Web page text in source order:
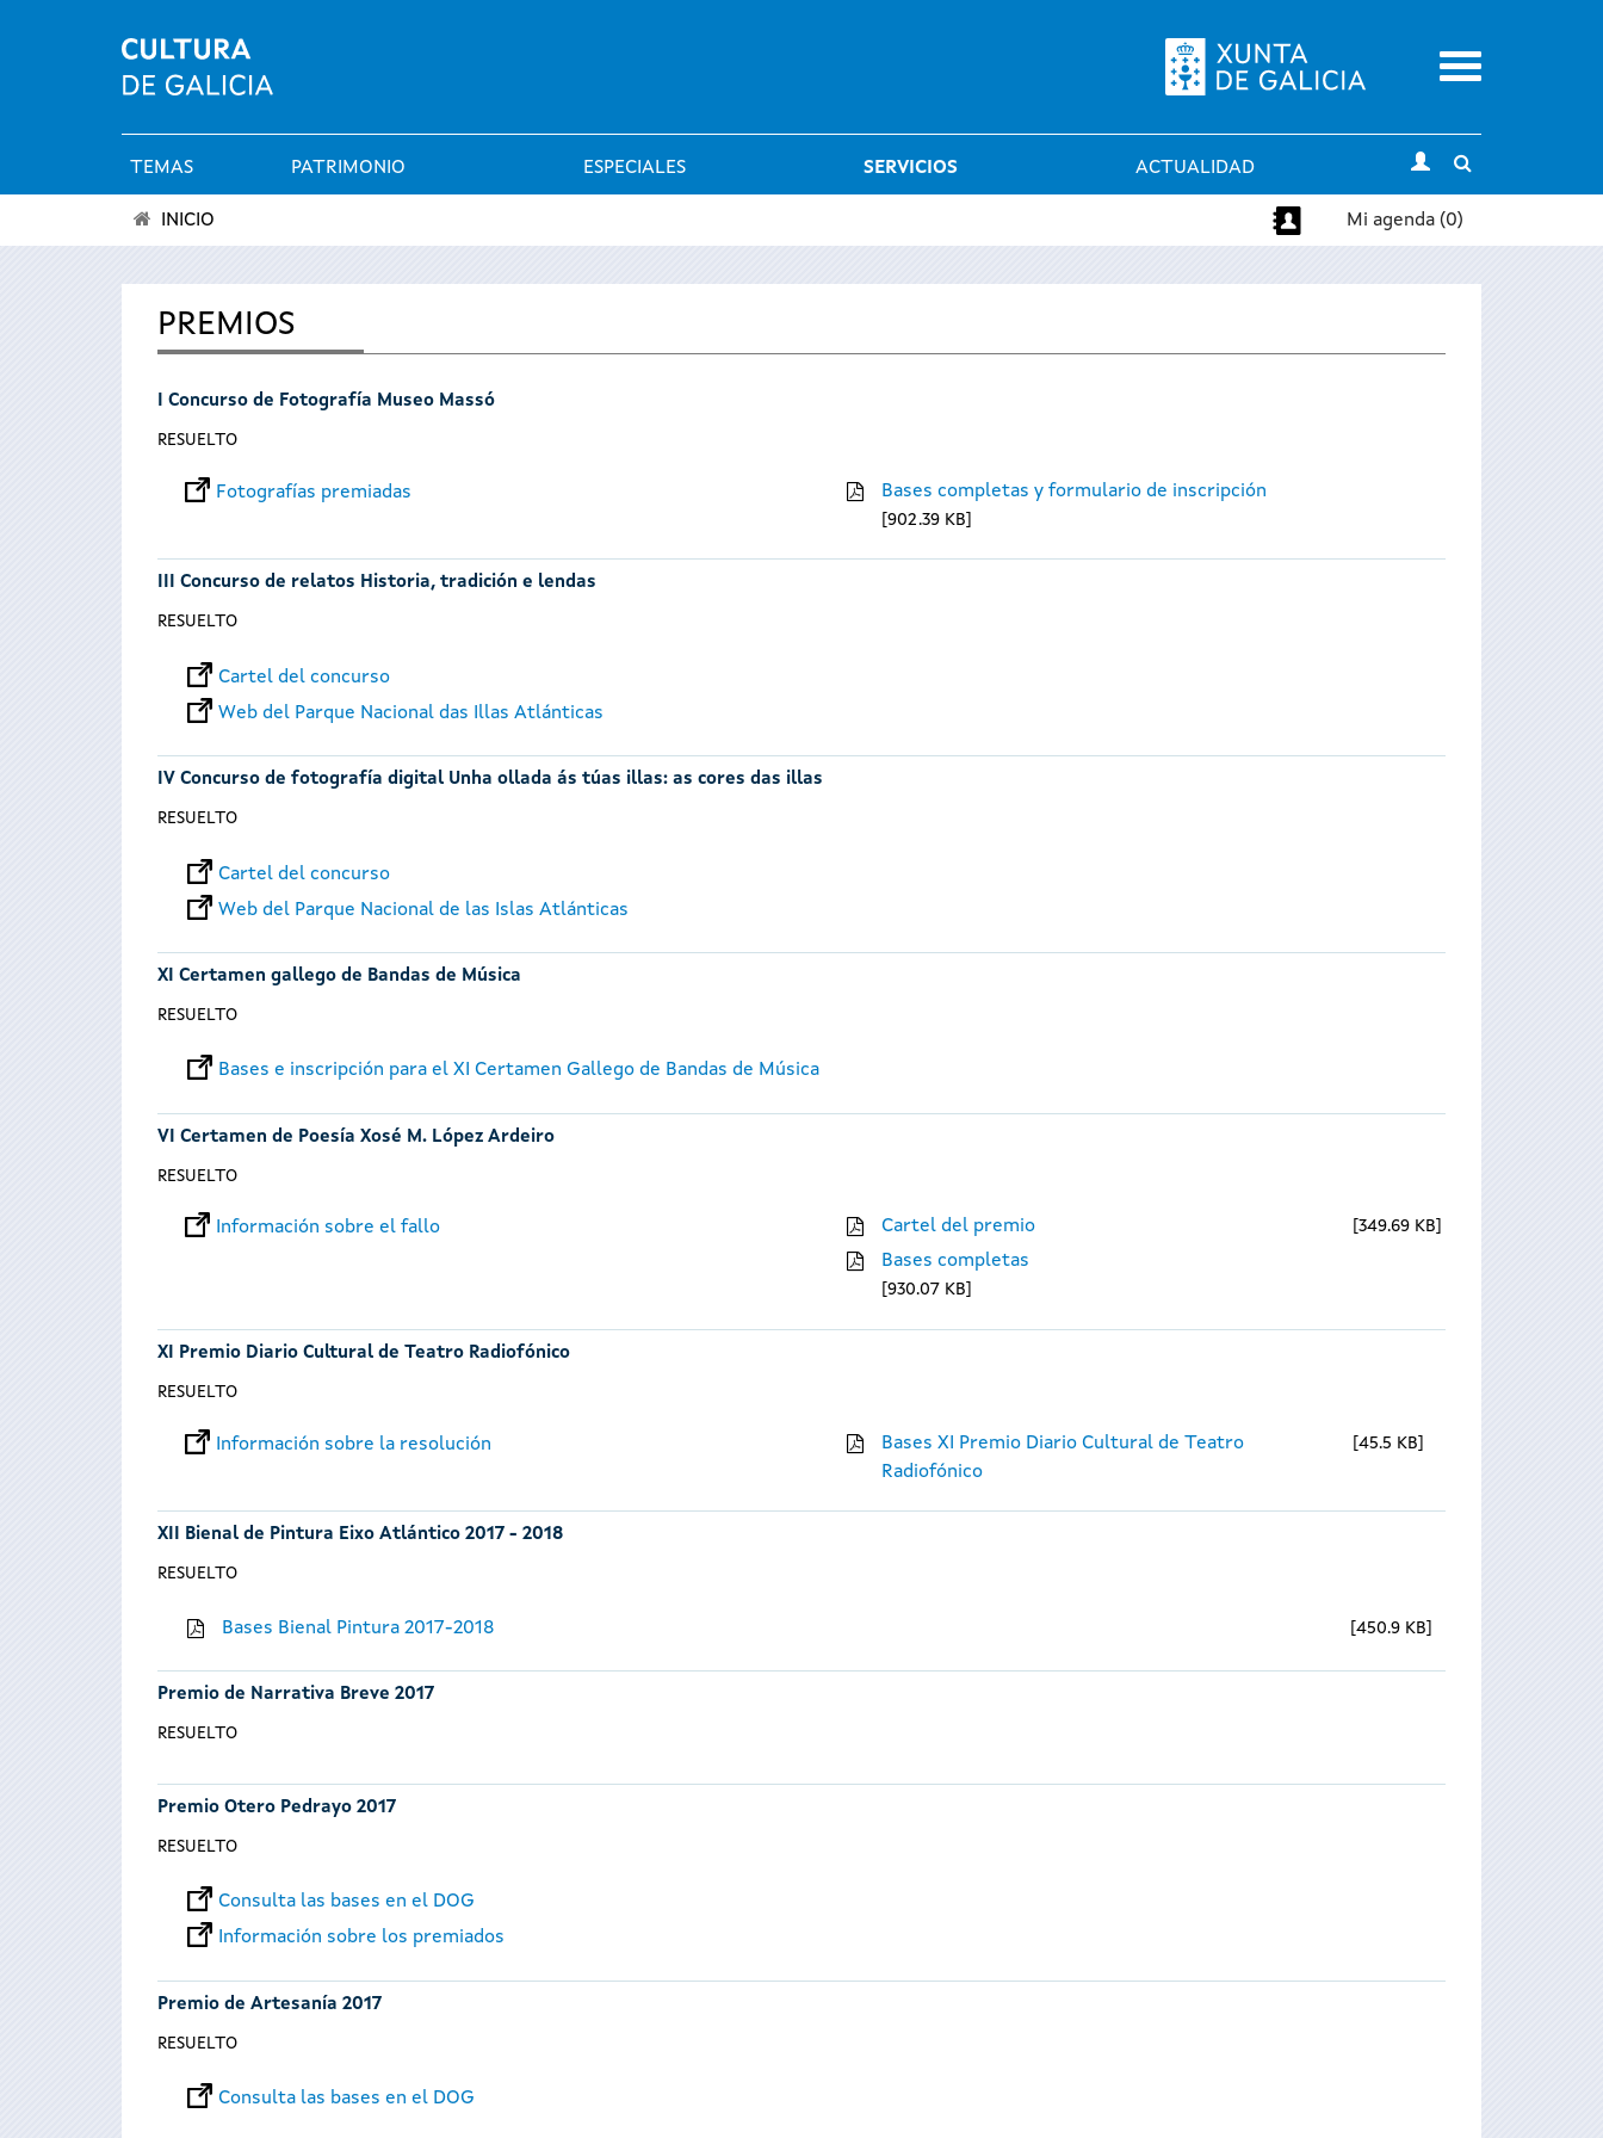
Menu
Menú
principal
TEMAS PATRIMONIO ESPECIALES SERVICIOS ACTUALIDAD
search
encuentra
aquí
INICIO Mi agenda (0)
PREMIOS
I Concurso de Fotografía Museo Massó
RESUELTO
Fotografías premiadas Bases completas y formulario de inscripción
902.39 KB
III Concurso de relatos Historia, tradición e lendas
RESUELTO
Cartel del concurso
Web del Parque Nacional das Illas Atlánticas
IV Concurso de fotografía digital Unha ollada ás túas illas: as cores das illas
RESUELTO
Cartel del concurso
Web del Parque Nacional de las Islas Atlánticas
XI Certamen gallego de Bandas de Música
RESUELTO
Bases e inscripción para el XI Certamen Gallego de Bandas de Música
VI Certamen de Poesía Xosé M. López Ardeiro
RESUELTO
Información sobre el fallo Cartel del premio 349.69 KB
Bases completas
930.07 KB
XI Premio Diario Cultural de Teatro Radiofónico
RESUELTO
Información sobre la resolución
Bases XI Premio Diario Cultural de Teatro
Radiofónico
45.5 KB
XII Bienal de Pintura Eixo Atlántico 2017 - 2018
RESUELTO
Bases Bienal Pintura 2017-2018 450.9 KB
Premio de Narrativa Breve 2017
RESUELTO
Premio Otero Pedrayo 2017
RESUELTO
Consulta las bases en el DOG
Información sobre los premiados
Premio de Artesanía 2017
RESUELTO
Consulta las bases en el DOG